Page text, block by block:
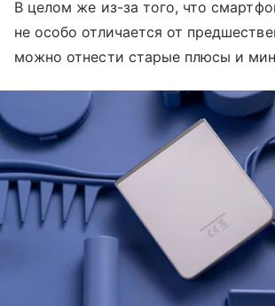
В целом же из-за того, что
не особо отличается от
можно отнести старые плюсы и